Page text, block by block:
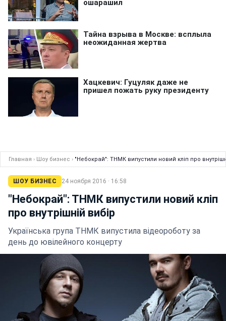
Главная › Шоу бизнес › "Небокрай": ТНМК випустили новий кліп про
ШОУ БИЗНЕС 24 ноября 2016 · 16:58
"Небокрай": ТНМК випустили новий кліп
про внутрішній вибір
Українська група ТНМК випустила відеороботу за
день до ювілейного концерту